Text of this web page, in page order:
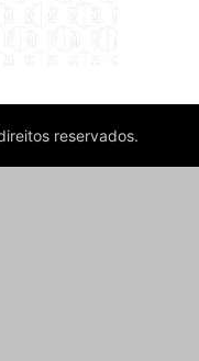
reservados.